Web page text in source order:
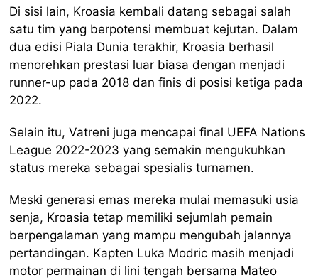
Di sisi lain, Kroasia kembali datang sebagai salah
satu tim yang berpotensi membuat kejutan. Dalam
dua edisi Piala Dunia terakhir, Kroasia berhasil
menorehkan prestasi luar biasa dengan menjadi
runner-up pada 2018 dan finis di posisi ketiga pada
2022.
Selain itu, Vatreni juga mencapai final UEFA Nations
League 2022-2023 yang semakin mengukuhkan
status mereka sebagai spesialis turnamen.
Meski generasi emas mereka mulai memasuki usia
senja, Kroasia tetap memiliki sejumlah pemain
berpengalaman yang mampu mengubah jalannya
pertandingan. Kapten Luka Modric masih menjadi
motor permainan di lini tengah bersama Mateo